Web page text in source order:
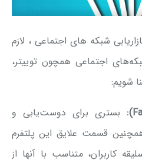
شبکه های اجتماعی ، لازم
اجتماعی همچون توییتر،
شویم:
):بستری برای دوست‌یابی و
قسمت علایق این پلتفرم
کاربران، متناسب با آنها از